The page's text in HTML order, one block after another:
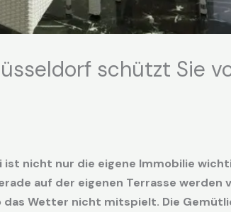
schützt Sie
nicht nur die eigene Immobilie
auf der eigenen Terrasse werden
das Wetter nicht mitspielt. Die